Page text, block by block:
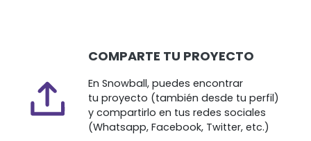
COMPARTE TU PROYECTO
En Snowball, puedes encontrar
tu proyecto (también desde tu perfil)
y compartirlo en tus redes sociales
(Whatsapp, Facebook, Twitter, etc.)